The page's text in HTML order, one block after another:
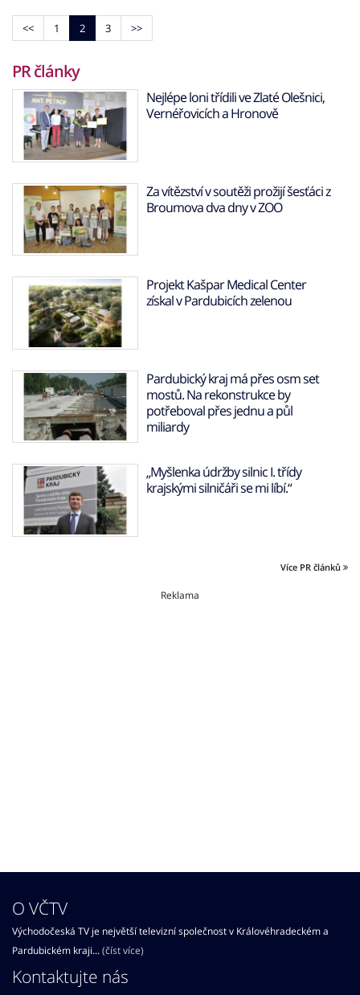
<< 1 2 3 >>
PR články
Nejlépe loni třídili ve Zlaté Olešnici,
Vernéřovicích a Hronově
Za vítězství v soutěži prožijí šesťáci z
Broumova dva dny v ZOO
Projekt Kašpar Medical Center
získal v Pardubicích zelenou
Pardubický kraj má přes osm set
mostů. Na rekonstrukce by
potřeboval přes jednu a půl
miliardy
„Myšlenka údržby silnic I. třídy
krajskými silničáři se mi líbí.“
Více PR článků
Reklama
O VČTV
Východočeská TV je největší televizní společnost v Královéhradeckém a
Pardubickém kraji... (číst více)
Kontaktujte nás